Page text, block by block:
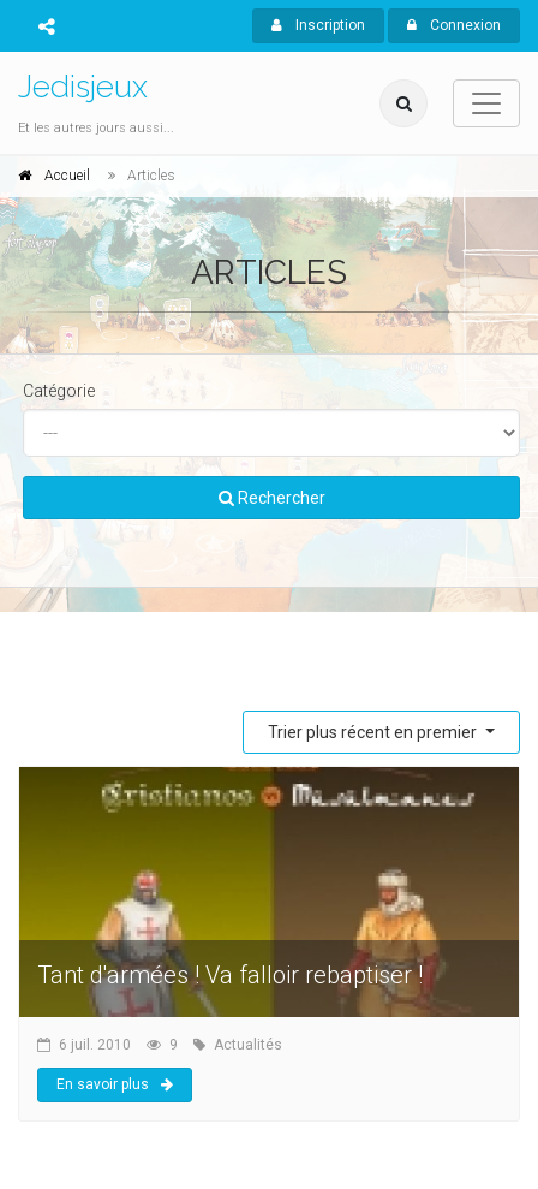
Inscription Connexion
Jedisjeux
Et les autres jours aussi...
Accueil Articles
ARTICLES
Catégorie
Rechercher
Trier plus récent en premier
Tant d'armées ! Va falloir rebaptiser !
6 juil. 2010 9 Actualités
En savoir plus